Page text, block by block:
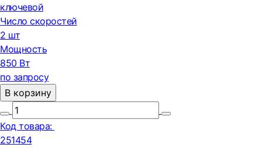
ключевой
Число скоростей
2 шт
Мощность
850 Вт
по запросу
В корзину
Код товара:
251454